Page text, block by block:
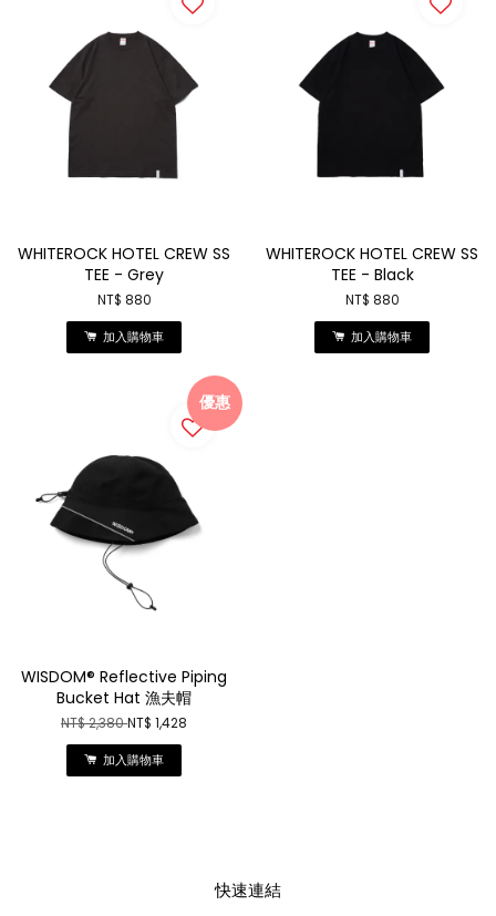
WHITEROCK HOTEL CREW SS
TEE - Grey
NT$ 880
加入購物車
WHITEROCK HOTEL CREW SS
TEE - Black
NT$ 880
加入購物車
優惠
WISDOM® Reflective Piping
Bucket Hat 漁夫帽
NT$ 2,380NT$ 1,428
加入購物車
快速連結